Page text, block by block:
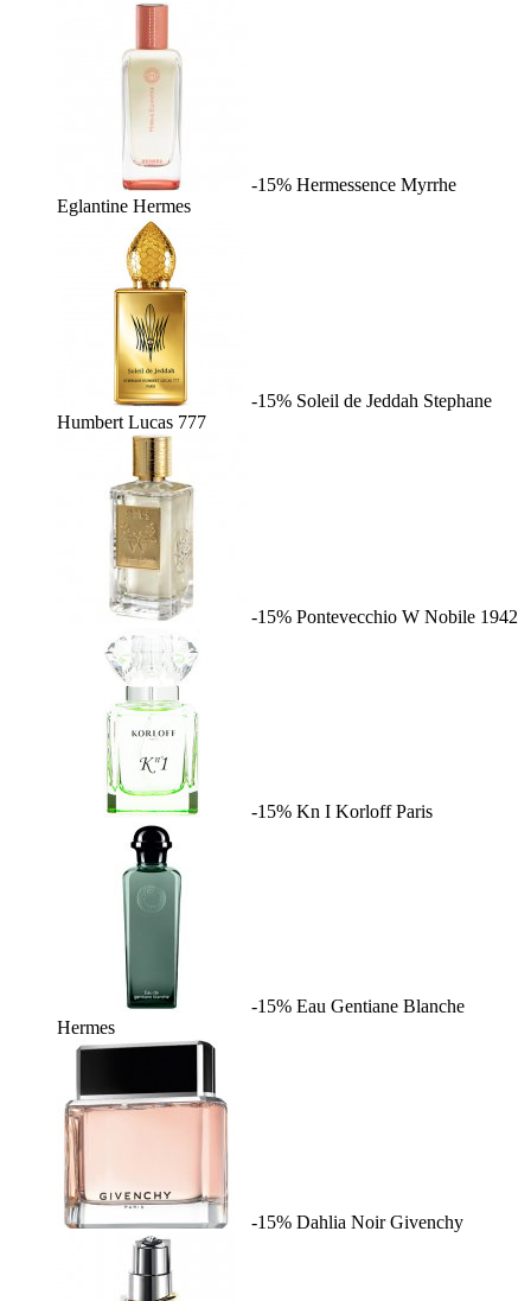
-15% Hermessence Myrrhe
Eglantine Hermes
-15% Soleil de Jeddah Stephane
Humbert Lucas 777
-15% Pontevecchio W Nobile 1942
-15% Kn I Korloff Paris
-15% Eau Gentiane Blanche
Hermes
-15% Dahlia Noir Givenchy